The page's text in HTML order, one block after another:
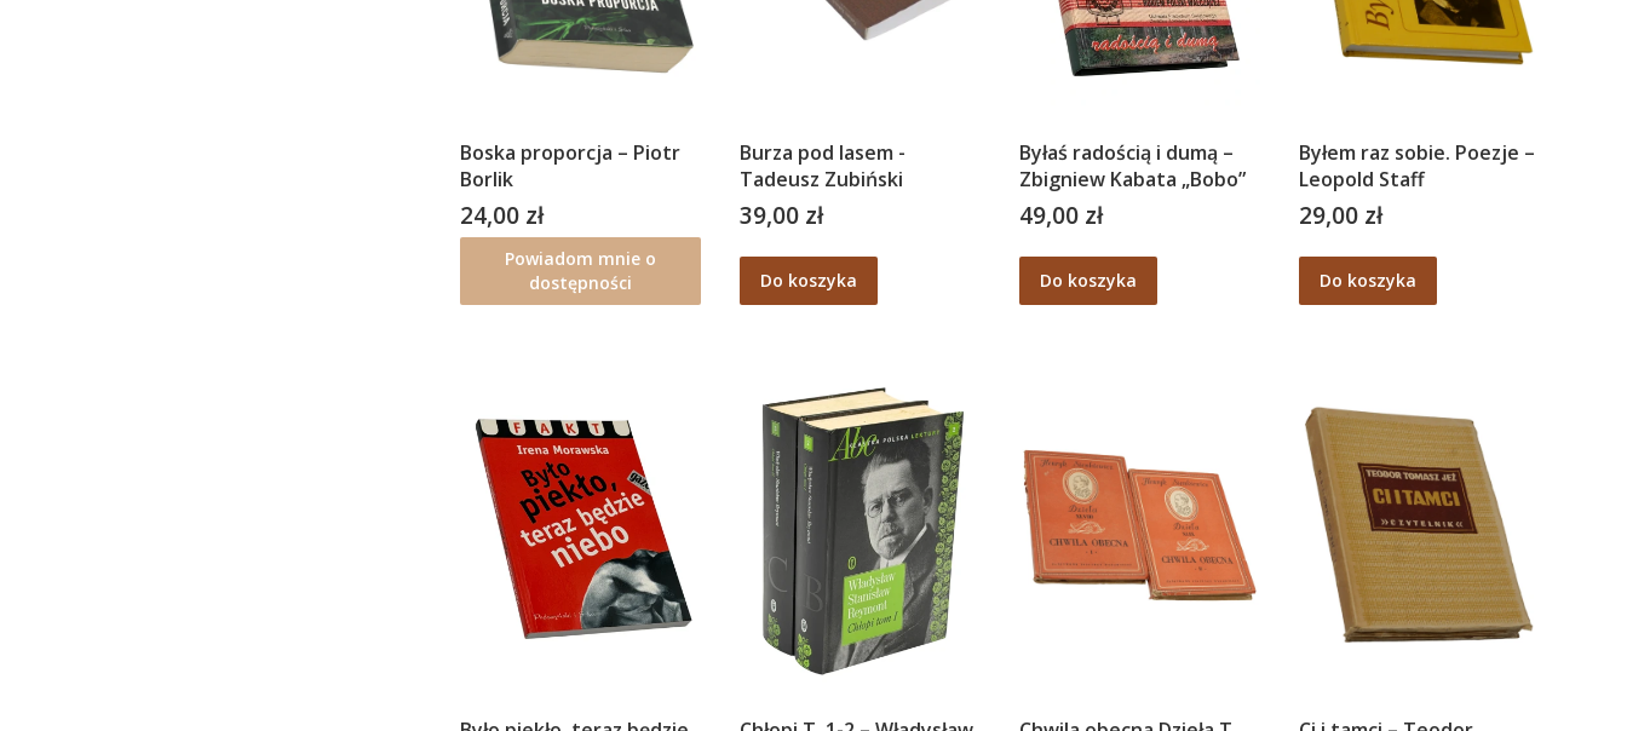
Boska proporcja – Piotr
Borlik
Cena
24,00 zł
Powiadom mnie o
dostępności
Burza pod lasem -
Tadeusz Zubiński
Cena
39,00 zł
Do koszyka
Byłaś radością i dumą –
Zbigniew Kabata „Bobo”
Cena
49,00 zł
Do koszyka
Byłem raz sobie. Poezje –
Leopold Staff
Cena
29,00 zł
Do koszyka